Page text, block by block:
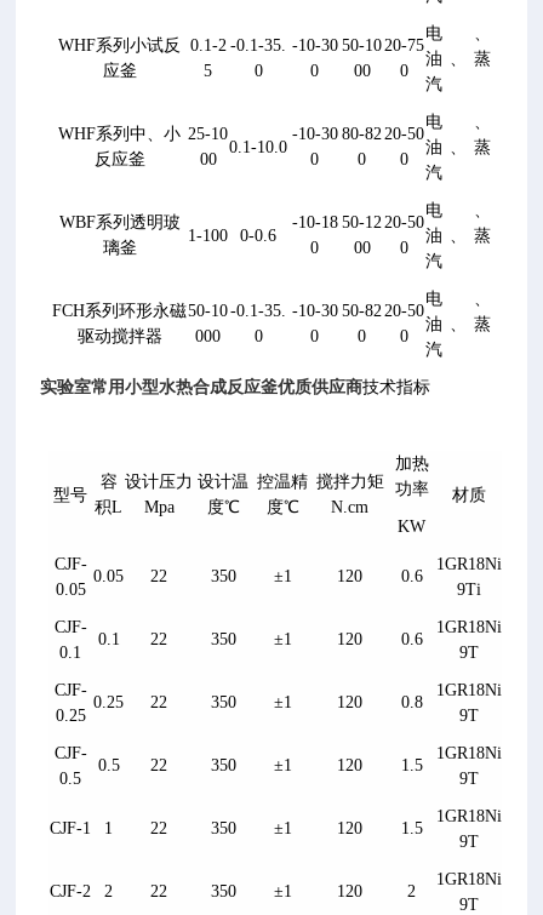
WHF系列小试反
应釜
0.1-2
5
-0.1-35.
0
-10-30
0
50-10
00
20-75
0
电、
油、蒸
汽
WHF系列中、小
反应釜
25-10
00
0.1-10.0
-10-30
0
80-82
0
20-50
0
电、
油、蒸
汽
WBF系列透明玻
璃釜
1-100 0-0.6
-10-18
0
50-12
00
20-50
0
电、
油、蒸
汽
FCH系列环形永磁
驱动搅拌器
50-10
000
-0.1-35.
0
-10-30
0
50-82
0
20-50
0
电、
油、蒸
汽
实验室常用小型水热合成反应釜优质供应商技术指标
型号
容
积L
设计压力
Mpa
设计温
度℃
控温精
度℃
搅拌力矩
N.cm
加热
功率
KW
材质
CJF-
0.05
0.05 22 350 ±1 120 0.6
1GR18Ni
9Ti
CJF-
0.1
0.1 22 350 ±1 120 0.6
1GR18Ni
9T
CJF-
0.25
0.25 22 350 ±1 120 0.8
1GR18Ni
9T
CJF-
0.5
0.5 22 350 ±1 120 1.5
1GR18Ni
9T
CJF-1 1 22 350 ±1 120 1.5
1GR18Ni
9T
CJF-2 2 22 350 ±1 120 2
1GR18Ni
9T